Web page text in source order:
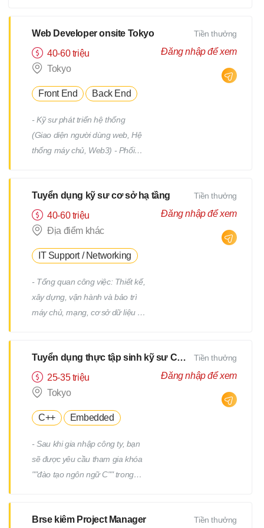
triển Quản lý: Chất lượng
(Quality) Tiến độ (Progress)
Thời hạn (Deadline)
Web Developer onsite Tokyo
40-60 triệu
Tokyo
Front End Back End
- Kỹ sư phát triển hệ thống
(Giao diện người dùng web, Hệ
thống máy chủ, Web3) - Phối
chính hoặc từng địa điểm dự án
(trong phạm vi 23 quận của
Tokyo) *Việc chuyển giao dự án
Tiền thưởng
Đăng nhập để xem
Tuyển dụng kỹ sư cơ sở hạ tầng
40-60 triệu
Địa điểm khác
IT Support / Networking
- Tổng quan công việc: Thiết kế,
xây dựng, vận hành và bảo trì
máy chủ, mạng, cơ sở dữ liệu /
cả các giai đoạn trên và dưới
của quy trình. Chúng tôi sẽ giao
cho bạn các công việc phù hợp
bạn. - Ví dụ về công việc: Thiết
Windows/Linux Tái cấu trúc hạ
tầng liên quan đến việc thay thế
hệ điều hành hoặc phần mềm
Tiền thưởng
Đăng nhập để xem
Tuyển dụng thực tập sinh kỹ sư CNTT
25-35 triệu
Tokyo
C++ Embedded
- Sau khi gia nhập công ty, bạn
sẽ được yêu cầu tham gia khóa
""đào tạo ngôn ngữ C"" trong
yêu cầu tham gia thêm một
Tiền thưởng
Đăng nhập để xem
Brse kiêm Project Manager
Tiền thưởng